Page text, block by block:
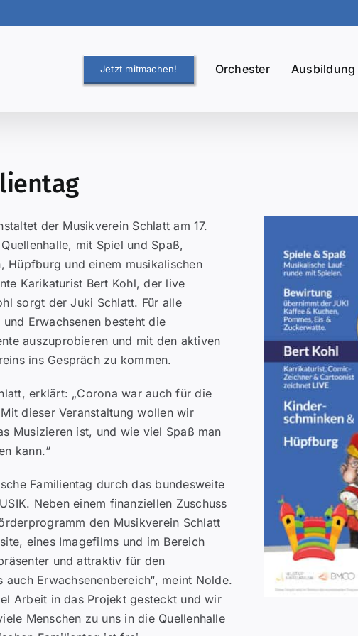
Jetzt mitmachen! Orchester Ausbildung
der Musikverein Schlatt am 17.
mit Spiel und Spaß,
Hüpfburg und einem musikalischen
Karikaturist Bert Kohl, der live
sorgt der Juki Schlatt. Für alle
Erwachsenen besteht die
auszuprobieren und mit den aktiven
ins Gespräch zu kommen.
erklärt: „Corona war auch für die
dieser Veranstaltung wollen wir
Musizieren ist, und wie viel Spaß man
kann.“
Familientag durch das bundesweite
Neben einem finanziellen Zuschuss
den Musikverein Schlatt
eines Imagefilms und im Bereich
und attraktiv für den
Erwachsenenbereich“, meint Nolde.
Arbeit in das Projekt gesteckt und wir
Menschen zu uns in die Quellenhalle